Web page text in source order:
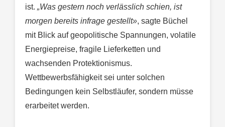
ist. „Was gestern noch verlässlich schien, ist
morgen bereits infrage gestellt», sagte Büchel
mit Blick auf geopolitische Spannungen, volatile
Energiepreise, fragile Lieferketten und
wachsenden Protektionismus.
Wettbewerbsfähigkeit sei unter solchen
Bedingungen kein Selbstläufer, sondern müsse
erarbeitet werden.